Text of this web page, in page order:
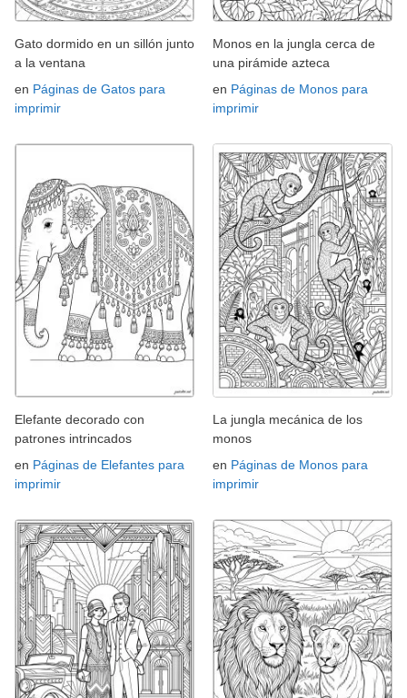
Gato dormido en un sillón junto
a la ventana
en Páginas de Gatos para
imprimir
Monos en la jungla cerca de
una pirámide azteca
en Páginas de Monos para
imprimir
Elefante decorado con
patrones intrincados
en Páginas de Elefantes para
imprimir
La jungla mecánica de los
monos
en Páginas de Monos para
imprimir